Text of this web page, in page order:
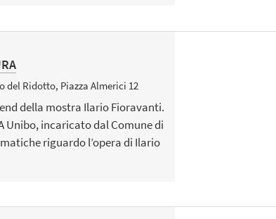
del Ridotto, Piazza Almerici 12
della mostra Ilario Fioravanti.
Unibo, incaricato dal Comune di
riguardo l’opera di Ilario